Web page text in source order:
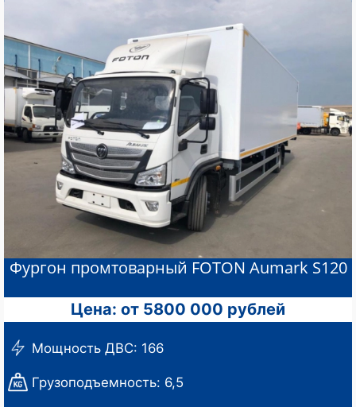
Фургон промтоварный FOTON Aumark S120
Цена: от 5800 000 рублей
Мощность ДВС: 166
Грузоподъемность: 6,5